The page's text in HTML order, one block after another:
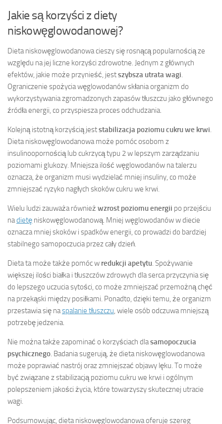
Jakie są korzyści z diety
niskowęglowodanowej?
Dieta niskowęglowodanowa cieszy się rosnącą popularnością ze
względu na jej liczne korzyści zdrowotne. Jednym z głównych
efektów, jakie może przynieść, jestszybsza utrata wagi.
Ograniczenie spożycia węglowodanów skłania organizm do
wykorzystywania zgromadzonych zapasów tłuszczu jako głównego
źródła energii, co przyspiesza proces odchudzania.
Kolejną istotną korzyścią jeststabilizacja poziomu cukru we krwi.
Dieta niskowęglowodanowa może pomóc osobom z
insulinoopornością lub cukrzycą typu 2 w lepszym zarządzaniu
poziomami glukozy. Mniejsza ilość węglowodanów na talerzu
oznacza, że organizm musi wydzielać mniej insuliny, co może
zmniejszać ryzyko nagłych skoków cukru we krwi.
Wielu ludzi zauważa również wzrost poziomu energii po przejściu
nadietę niskowęglowodanową. Mniej węglowodanów w diecie
oznacza mniej skoków i spadków energii, co prowadzi do bardziej
stabilnego samopoczucia przez cały dzień.
Dieta ta może także pomóc w redukcji apetytu. Spożywanie
większej ilości białka i tłuszczów zdrowych dla serca przyczynia się
do lepszego uczucia sytości, co może zmniejszać przemożną chęć
na przekąski między posiłkami. Ponadto, dzięki temu, że organizm
przestawia się naspalanie tłuszczu, wiele osób odczuwa mniejszą
potrzebę jedzenia.
Nie można także zapominać o korzyściach dlasamopoczucia
psychicznego. Badania sugerują, że dieta niskowęglowodanowa
może poprawiać nastrój oraz zmniejszać objawy lęku. To może
być związane z stabilizacją poziomu cukru we krwi i ogólnym
polepszeniem jakości życia, które towarzyszy skutecznej utracie
wagi.
Podsumowując, dieta niskowęglowodanowa oferuje szereg